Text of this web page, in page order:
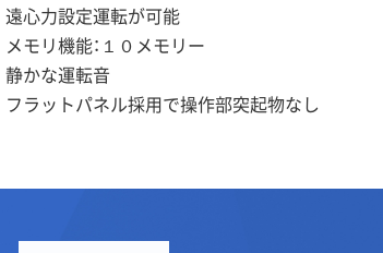
遠心力設定運転が可能
メモリ機能：１０メモリー
静かな運転音
フラットパネル採用で操作部突起物なし